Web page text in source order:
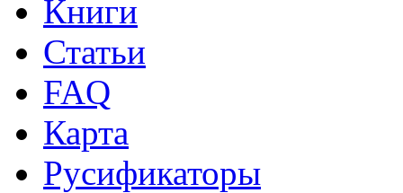
Книги
Статьи
FAQ
Карта
Русификаторы